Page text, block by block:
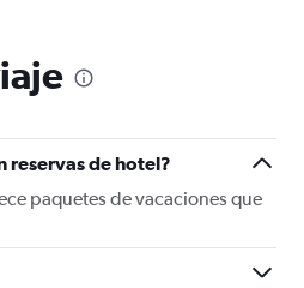
chart
Y
axis
displaying
values.
0
reservas de hotel?
paquetes de vacaciones que